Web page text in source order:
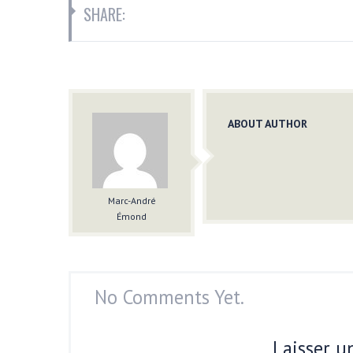
SHARE:
Marc-André
Émond
ABOUT AUTHOR
No Comments Yet.
Laisser